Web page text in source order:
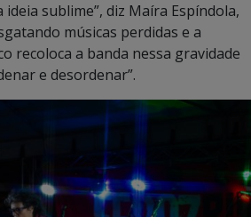
sublime”, diz Maíra Espíndola,
músicas perdidas e a
recoloca a banda nessa gravidade
e desordenar”.